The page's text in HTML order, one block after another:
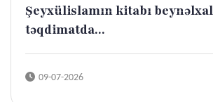
Şeyxülislamın kitabı
təqdimatda...
09-07-2026